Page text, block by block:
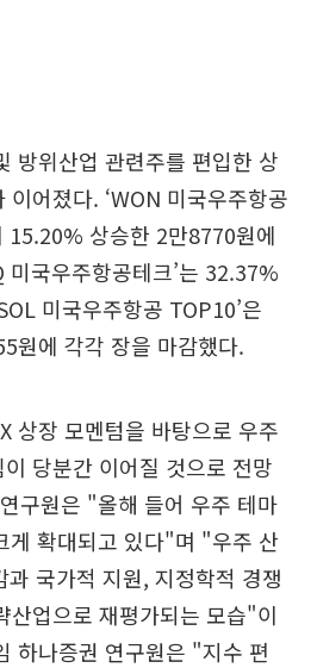
방위산업 관련주를 편입한 상
이어졌다. ‘WON 미국우주항공
15.20% 상승한 2만8770원에
미국우주항공테크’는 32.37%
미국우주항공 TOP10’은
원에 각각 장을 마감했다.
상장 모멘텀을 바탕으로 우주
당분간 이어질 것으로 전망
구원은 "올해 들어 우주 테마
게 확대되고 있다"며 "우주 산
과 국가적 지원, 지정학적 경쟁
산업으로 재평가되는 모습"이
하나증권 연구원은 "지수 편